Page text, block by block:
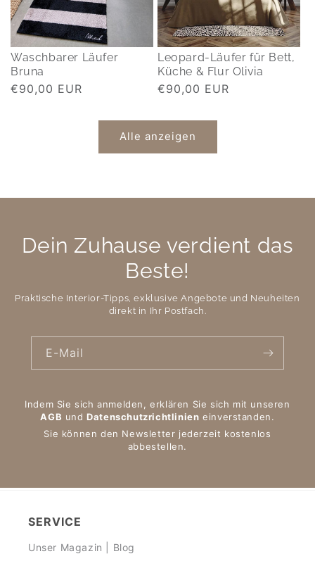
Waschbarer Läufer
Bruna
Normaler
€90,00 EUR
Leopard-Läufer für Bett,
Küche & Flur Olivia
Normaler
€90,00 EUR
Alle anzeigen
Dein Zuhause verdient das
Beste!
Praktische Interior-Tipps, exklusive Angebote und Neuheiten
direkt in Ihr Postfach.
E-Mail
Indem Sie sich anmelden, erklären Sie sich mit unseren
AGB undDatenschutzrichtlinien einverstanden.
Sie können den Newsletter jederzeit kostenlos
abbestellen.
SERVICE
Unser Magazin | Blog